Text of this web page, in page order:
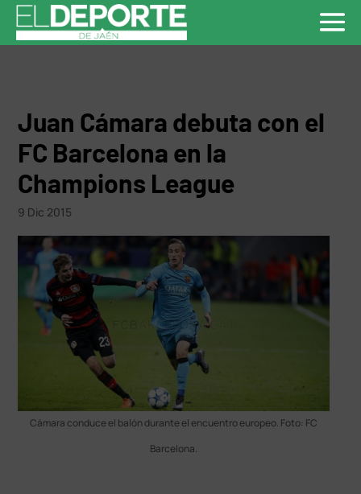
Juan Cámara debuta con el
FC Barcelona en la
Champions League
9 Dic 2015
Cámara conduce el balón durante el encuentro europeo. Foto: FC
Barcelona.